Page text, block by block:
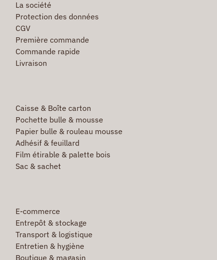
La société
Protection des données
CGV
Première commande
Commande rapide
Livraison
Caisse & Boîte carton
Pochette bulle & mousse
Papier bulle & rouleau mousse
Adhésif & feuillard
Film étirable & palette bois
Sac & sachet
E-commerce
Entrepôt & stockage
Transport & logistique
Entretien & hygiène
Boutique & magasin